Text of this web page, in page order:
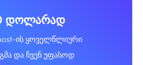
დოლარად
ის ყოველწლიური
და ჩვენ უფასოდ